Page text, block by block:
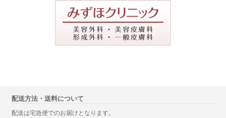
配送方法・送料について
配送は宅急便でのお届けとなります。